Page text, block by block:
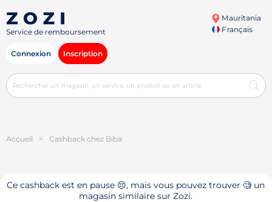
Service de remboursement
Mauritania
Français
Connexion Inscription
Accueil > Cashback chez Biba
Ce cashback est en pause 😔, mais vous pouvez trouver 🧐 un
magasin similaire sur Zozi.